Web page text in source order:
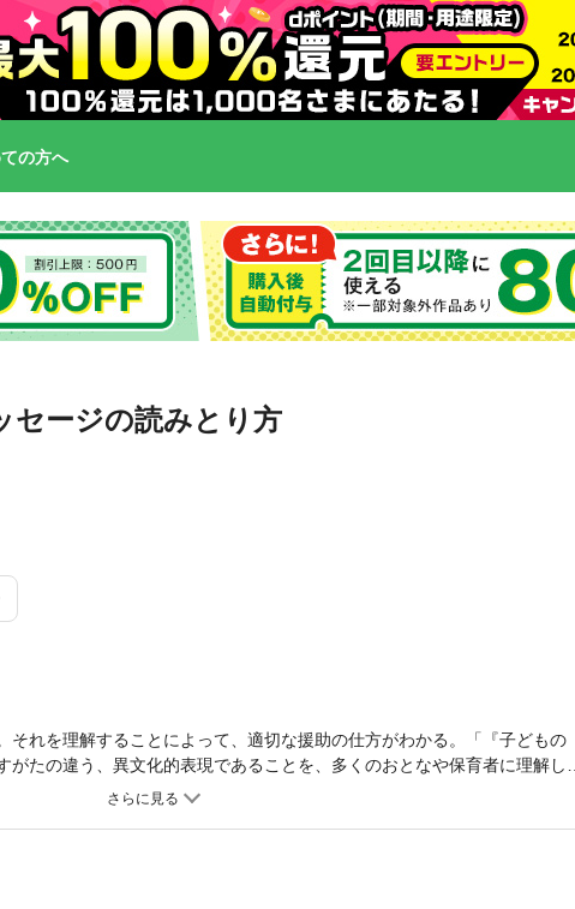
の方へ
ージの読みとり方
それを理解することによって、適切な援助の仕方がわかる。「『子どもの
たの違う、異文化的表現であることを、多くのおとなや保育者に理解して